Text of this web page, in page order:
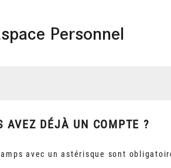
Personnel
AVEZ DÉJÀ UN COMPTE ?
avec un astérisque sont